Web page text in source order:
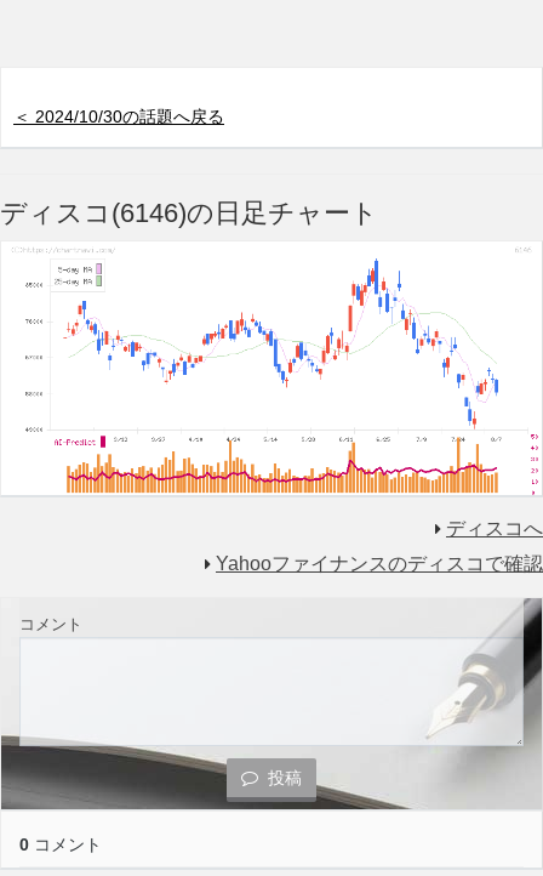
＜ 2024/10/30の話題へ戻る
ディスコ(6146)の日足チャート
ディスコへ
Yahooファイナンスのディスコで確認
コメント
投稿
0 コメント